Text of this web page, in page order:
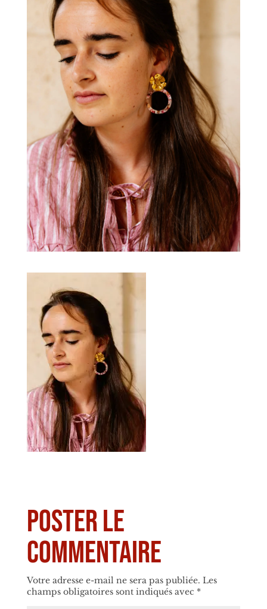
Poster le
commentaire
Votre adresse e-mail ne sera pas publiée. Les
champs obligatoires sont indiqués avec *